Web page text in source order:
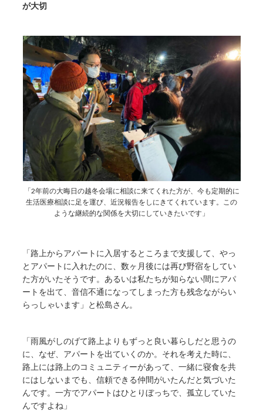
が大切
「2年前の大晦日の越冬会場に相談に来てくれた方が、今も定期的に
生活医療相談に足を運び、近況報告をしにきてくれています。この
ような継続的な関係を大切にしていきたいです」
「路上からアパートに入居するところまで支援して、やっ
とアパートに入れたのに、数ヶ月後には再び野宿をしてい
た方がいたそうです。あるいは私たちが知らない間にアパ
ートを出て、音信不通になってしまった方も残念ながらい
らっしゃいます」と松島さん。
「雨風がしのげて路上よりもずっと良い暮らしだと思うの
に、なぜ、アパートを出ていくのか。それを考えた時に、
路上には路上のコミュニティーがあって、一緒に寝食を共
にはしないまでも、信頼できる仲間がいたんだと気づいた
んです。一方でアパートはひとりぼっちで、孤立していた
んですよね」